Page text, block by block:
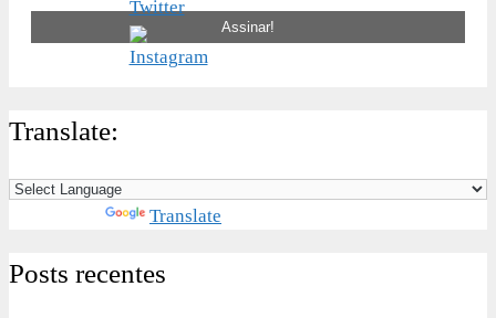
Translate:
Translate
Posts recentes